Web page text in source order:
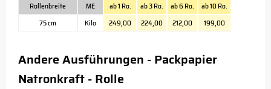
Rollenbreite
ME ab 1 Ro. ab 3 Ro. ab 6 Ro.
ab 10 Ro.
75 cm
Kilo 249,00 224,00 212,00 199,00
Andere Ausführungen - Packpapier
Natronkraft - Rolle